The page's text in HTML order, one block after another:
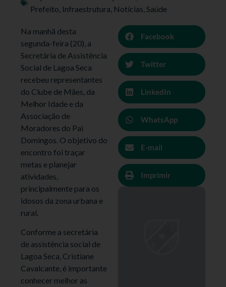
Prefeito, Infraestrutura, Notícias,Saúde
Na manhã desta
segunda-feira (20), a
Secretária de Assistência
Social de Lagoa Seca
recebeu representantes
do Clube de Mães, da
Melhor Idade e da
Associação de
Moradores do Pai
Domingos. O objetivo do
encontro foi traçar
metas e planejar
atividades,
principalmente para os
idosos da zona urbana e
rural.
Conforme a secretária
de assistência social de
Lagoa Seca, Cristiane
Cavalcante, é importante
conhecer melhor as
Facebook
Twitter
LinkedIn
WhatsApp
E-mail
Imprimir